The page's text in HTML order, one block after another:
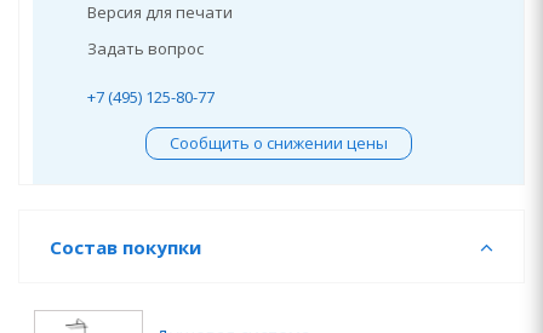
Версия для печати
Задать вопрос
+7 (495) 125-80-77
Сообщить о снижении цены
Состав покупки